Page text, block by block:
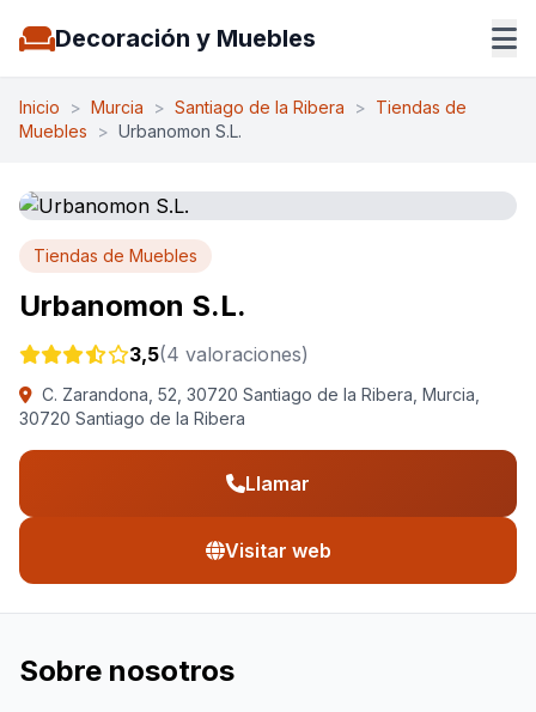
Decoración y Muebles
Inicio > Murcia > Santiago de la Ribera > Tiendas de
Muebles
> Urbanomon S.L.
Tiendas de Muebles
Urbanomon S.L.
3,5(4 valoraciones)
C. Zarandona, 52, 30720 Santiago de la Ribera, Murcia,
30720 Santiago de la Ribera
Llamar
Visitar web
Sobre nosotros